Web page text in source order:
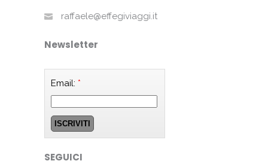
raffaele@effegiviaggi.it
Newsletter
Email: *
SEGUICI